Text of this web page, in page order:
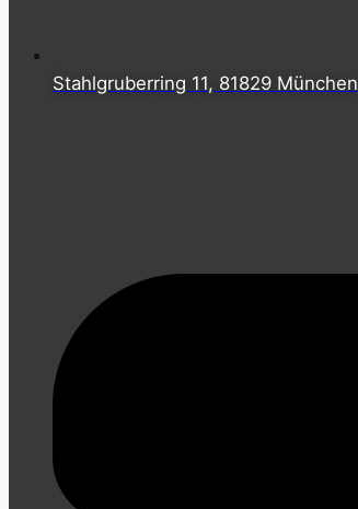
Stahlgruberring 11, 81829 München